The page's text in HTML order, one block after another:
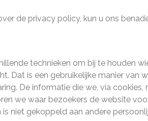
de privacy policy, kun u ons
technieken om bij te houden
Dat is een gebruikelijke manier
De informatie die we, via
we waar bezoekers de website
niet gekoppeld aan andere